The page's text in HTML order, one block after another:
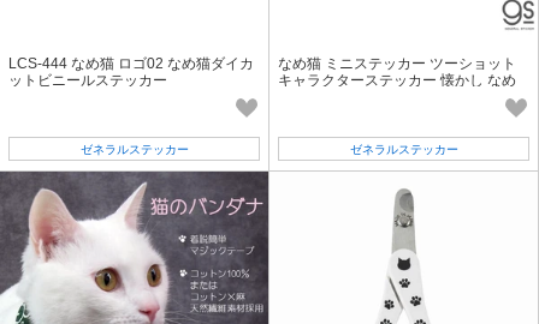
LCS-444 なめ猫 ロゴ02 なめ猫ダイカ
ットビニールステッカー
ゼネラルステッカー
なめ猫 ミニステッカー ツーショット
キャラクターステッカー 懐かし なめ
ゼネラルステッカー